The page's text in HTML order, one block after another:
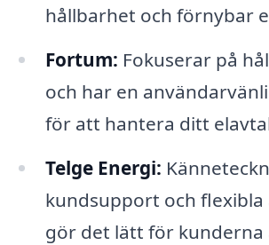
hållbarhet och förnybar
Fortum: Fokuserar på
och har en
för att hantera ditt
Telge Energi:
kundsupport och flexibla
gör det lätt för